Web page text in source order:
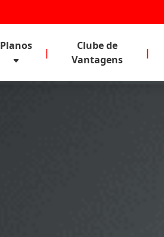
Planos
|
Clube de
Vantagens
|